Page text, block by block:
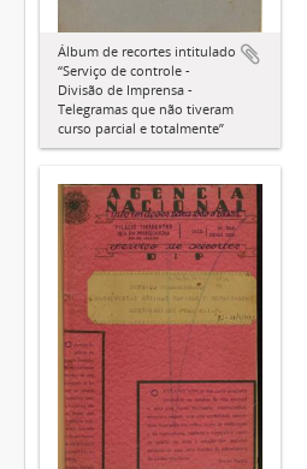
Álbum de recortes intitulado
“Serviço de controle -
Divisão de Imprensa -
Telegramas que não tiveram
curso parcial e totalmente”